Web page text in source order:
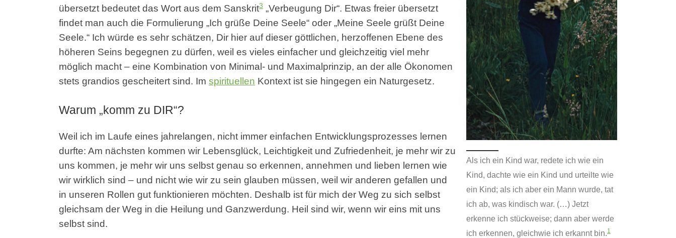
Als ich ein Kind war, redete ich wie ein
Kind, dachte wie ein Kind und urteilte wie
ein Kind; als ich aber ein Mann wurde, tat
ich ab, was kindisch war. (…) Jetzt
erkenne ich stückweise; dann aber werde
ich erkennen, gleichwie ich erkannt bin.1
übersetzt bedeutet das Wort aus dem Sanskrit3 „Verbeugung Dir“. Etwas freier übersetzt
findet man auch die Formulierung „Ich grüße Deine Seele“ oder „Meine Seele grüßt Deine
Seele.“ Ich würde es sehr schätzen, Dir hier auf dieser göttlichen, herzoffenen Ebene des
höheren Seins begegnen zu dürfen, weil es vieles einfacher und gleichzeitig viel mehr
möglich macht – eine Kombination von Minimal- und Maximalprinzip, an der alle Ökonomen
stets grandios gescheitert sind. Im spirituellen Kontext ist sie hingegen ein Naturgesetz.
Warum „komm zu DIR“?
Weil ich im Laufe eines jahrelangen, nicht immer einfachen Entwicklungsprozesses lernen
durfte: Am nächsten kommen wir Lebensglück, Leichtigkeit und Zufriedenheit, je mehr wir zu
uns kommen, je mehr wir uns selbst genau so erkennen, annehmen und lieben lernen wie
wir wirklich sind – und nicht wie wir zu sein glauben müssen, weil wir anderen gefallen und
in unseren Rollen gut funktionieren möchten. Deshalb ist für mich der Weg zu sich selbst
gleichsam der Weg in die Heilung und Ganzwerdung. Heil sind wir, wenn wir eins mit uns
selbst sind.